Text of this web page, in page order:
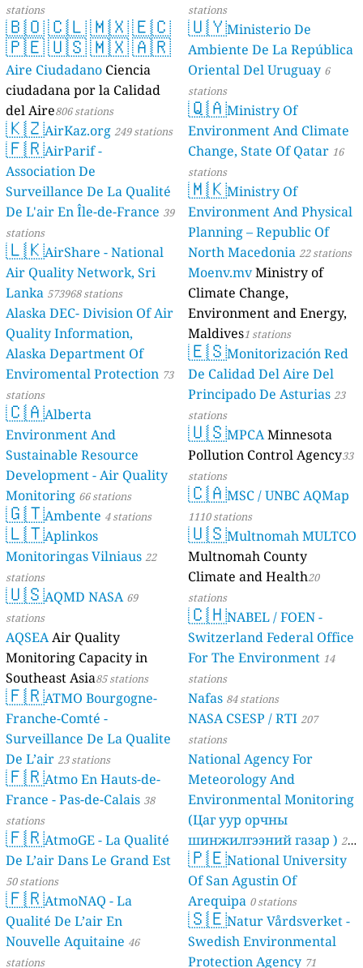
stations
🇧🇴🇨🇱🇲🇽🇪🇨
🇵🇪🇺🇸🇲🇽🇦🇷
Aire Ciudadano Ciencia
ciudadana por la Calidad
del Aire806 stations
🇰🇿AirKaz.org 249 stations
🇫🇷AirParif -
Association De
Surveillance De La Qualité
De L'air En Île-de-France 39
stations
🇱🇰AirShare - National
Air Quality Network, Sri
Lanka 573968 stations
Alaska DEC- Division Of Air
Quality Information,
Alaska Department Of
Enviromental Protection 73
stations
🇨🇦Alberta
Environment And
Sustainable Resource
Development - Air Quality
Monitoring 66 stations
🇬🇹Ambente 4 stations
🇱🇹Aplinkos
Monitoringas Vilniaus 22
stations
🇺🇸AQMD NASA 69
stations
AQSEAAir Quality
Monitoring Capacity in
Southeast Asia85 stations
🇫🇷ATMO Bourgogne-
Franche-Comté -
Surveillance De La Qualite
De L’air 23 stations
🇫🇷Atmo En Hauts-de-
France - Pas-de-Calais 38
stations
🇫🇷AtmoGE - La Qualité
De L’air Dans Le Grand Est
50 stations
🇫🇷AtmoNAQ - La
Qualité De L’air En
Nouvelle Aquitaine 46
stations
stations
🇺🇾Ministerio De
Ambiente De La República
Oriental Del Uruguay 6
stations
🇶🇦Ministry Of
Environment And Climate
Change, State Of Qatar 16
stations
🇲🇰Ministry Of
Environment And Physical
Planning – Republic Of
North Macedonia 22 stations
Moenv.mvMinistry of
Climate Change,
Environment and Energy,
Maldives1 stations
🇪🇸Monitorización Red
De Calidad Del Aire Del
Principado De Asturias 23
stations
🇺🇸MPCAMinnesota
Pollution Control Agency33
stations
🇨🇦MSC / UNBC AQMap
1110 stations
🇺🇸Multnomah MULTCO
Multnomah County
Climate and Health20
stations
🇨🇭NABEL / FOEN -
Switzerland Federal Office
For The Environment 14
stations
Nafas 84 stations
NASA CSESP / RTI 207
stations
National Agency For
Meteorology And
Environmental Monitoring
(Цаг уур орчны
шинжилгээний газар ) 21
stations
🇵🇪National University
Of San Agustin Of
Arequipa 0 stations
🇸🇪Natur Vårdsverket -
Swedish Environmental
Protection Agency 71